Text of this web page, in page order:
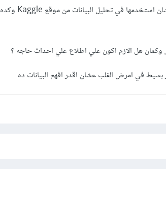
وكمان هل الازم اكون علي اطلاع علي احداث حاجه ؟
في امرض القلب عشان اقدر افهم البيانات ده